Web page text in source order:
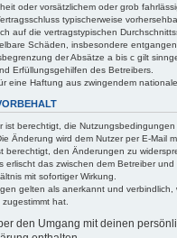
oder vorsätzlichem oder grob
typischerweise
auf die vertragstypischen
Schäden, insbesondere
der Absätze a bis c gilt
Erfüllungsgehilfen des Betreibers.
eine Haftung aus zwingendem
ist berechtigt, die
Änderung wird dem Nutzer per E-Mail
berechtigt, den Änderungen zu
erlischt das zwischen dem Betreiber
mit sofortiger Wirkung.
gelten als anerkannt und verbindlich,
hat.
den Umgang mit deinen